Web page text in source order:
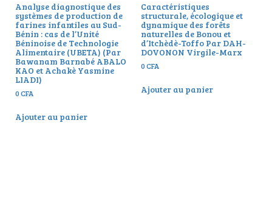
Analyse diagnostique des
systèmes de production de
farines infantiles au Sud-
Bénin : cas de l’Unité
Béninoise de Technologie
Alimentaire (UBETA) (Par
Bawanam Barnabé ABALO
KAO et Achakè Yasmine
LIADI)
0CFA
Ajouter au panier
Caractéristiques
structurale, écologique et
dynamique des forêts
naturelles de Bonou et
d’Itchèdè-Toffo Par DAH-
DOVONON Virgile-Marx
0CFA
Ajouter au panier